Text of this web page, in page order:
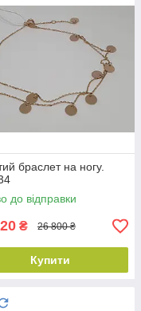
браслет на ногу.
до відправки
₴ 26 800 ₴
Купити